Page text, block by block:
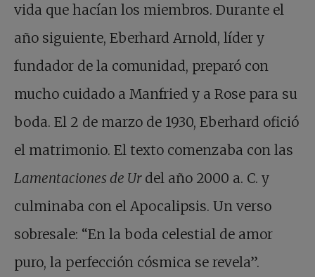
vida que hacían los miembros. Durante el
año siguiente, Eberhard Arnold, líder y
fundador de la comunidad, preparó con
mucho cuidado a Manfried y a Rose para su
boda. El 2 de marzo de 1930, Eberhard ofició
el matrimonio. El texto comenzaba con las
Lamentaciones de Ur del año 2000 a. C. y
culminaba con el Apocalipsis. Un verso
sobresale: “En la boda celestial de amor
puro, la perfección cósmica se revela”.